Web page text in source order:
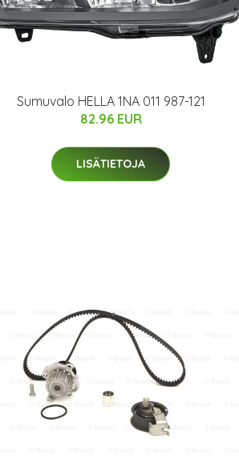
Sumuvalo HELLA 1NA 011 987-121
82.96 EUR
LISÄTIETOJA